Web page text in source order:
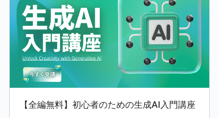
【全編無料】初心者のための生成AI入門講座